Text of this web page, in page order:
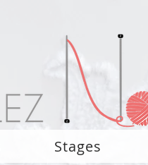
Stages